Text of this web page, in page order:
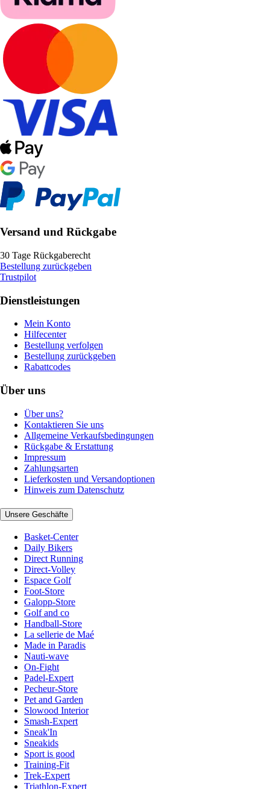
Versand und Rückgabe
30 Tage Rückgaberecht
Bestellung zurückgeben
Trustpilot
Dienstleistungen
Mein Konto
Hilfecenter
Bestellung verfolgen
Bestellung zurückgeben
Rabattcodes
Über uns
Über uns?
Kontaktieren Sie uns
Allgemeine Verkaufsbedingungen
Rückgabe & Erstattung
Impressum
Zahlungsarten
Lieferkosten und Versandoptionen
Hinweis zum Datenschutz
Unsere Geschäfte
Basket-Center
Daily Bikers
Direct Running
Direct-Volley
Espace Golf
Foot-Store
Galopp-Store
Golf and co
Handball-Store
La sellerie de Maé
Made in Paradis
Nauti-wave
On-Fight
Padel-Expert
Pecheur-Store
Pet and Garden
Slowood Interior
Smash-Expert
Sneak'In
Sneakids
Sport is good
Training-Fit
Trek-Expert
Triathlon-Expert